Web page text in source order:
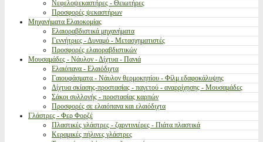
Νεφελοψεκαστήρες - Θειωτήρες
Προσφορές ψεκαστήρων
Μηχανήματα Ελαιοκομίας
Ελαιοραβδιστικά μηχανήματα
Γεννήτριες - Δυναμό - Μετασχηματιστές
Προσφορές ελαιοραβδιστικών
Μουσαμάδες - Νάυλον - Δίχτυα - Πανιά
Ελαιόπανα - Ελαιόδιχτα
Γαιουφάσματα - Νάυλον θερμοκηπίου - Φίλμ εδαφοκάλυψης
Δίχτυα σκίασης-προστασίας - παγετού - αναρρίχησης - Μουσαμάδες
Σάκοι συλλογής - προστασίας καρπών
Προσφορές σε ελαιόπανα και ελαιόδιχτα
Γλάστρες - Φερ Φορζέ
Πλαστικές γλάστρες - ζαρντινιέρες - Πιάτα πλαστικά
Κεραμικές πήλινες γλάστρες